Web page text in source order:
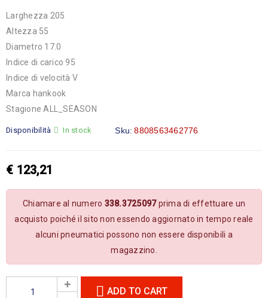
Larghezza 205
Altezza 55
Diametro 17.0
Indice di carico 95
Indice di velocità V
Marca hankook
Stagione ALL_SEASON
Disponibilità In stock Sku: 8808563462776
€ 123,21
Chiamare al numero 338.3725097prima di effettuare un
acquisto poiché il sito non essendo aggiornato in tempo reale
alcuni pneumatici possono non essere disponibili a
magazzino.
ADD TO CART